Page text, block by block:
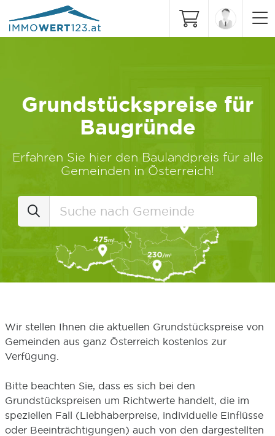
Grundstückspreise für
Baugründe
Erfahren Sie hier den Baulandpreis für alle
Gemeinden in Österreich!
Wir stellen Ihnen die aktuellen Grundstückspreise von
Gemeinden aus ganz Österreich kostenlos zur
Verfügung.
Bitte beachten Sie, dass es sich bei den
Grundstückspreisen um Richtwerte handelt, die im
speziellen Fall (Liebhaberpreise, individuelle Einflüsse
oder Beeinträchtigungen) auch von den dargestellten